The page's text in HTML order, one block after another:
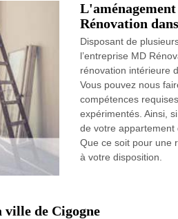
Rénovation
Disposant de
l’entreprise MD
rénovation intérieure
Vous pouvez nous
compétences
expérimentés. Ainsi,
de votre appartement
Que ce soit pour une
à votre disposition.
ville de Cigogne